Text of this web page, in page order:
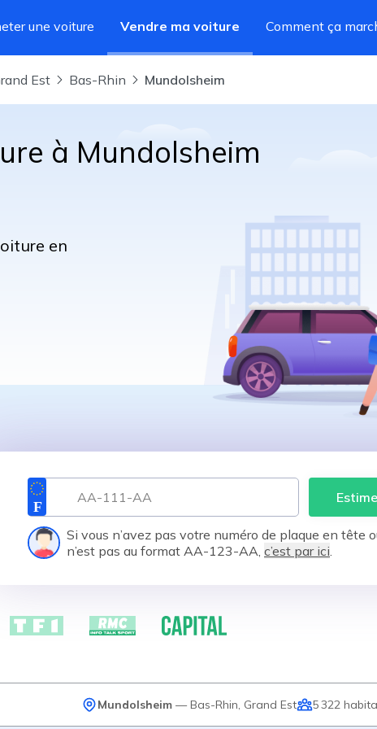
une voiture
Vendre ma voiture Comment ça
Grand Est Bas-Rhin Mundolsheim
à Mundolsheim
en
Si vous n’avez pas votre numéro de plaque en tête
n’est pas au format AA-123-AA, c’est par ici.
Mundolsheim— Bas-Rhin Grand Est 5 322